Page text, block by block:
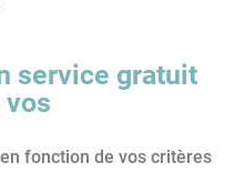
service gratuit
vos
fonction de vos critères